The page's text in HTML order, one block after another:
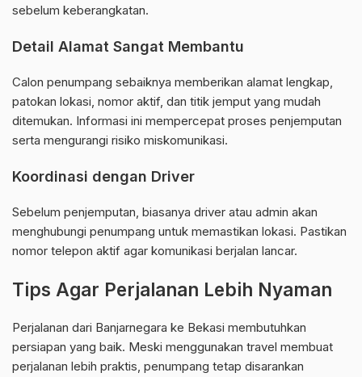
sebelum keberangkatan.
Detail Alamat Sangat Membantu
Calon penumpang sebaiknya memberikan alamat lengkap,
patokan lokasi, nomor aktif, dan titik jemput yang mudah
ditemukan. Informasi ini mempercepat proses penjemputan
serta mengurangi risiko miskomunikasi.
Koordinasi dengan Driver
Sebelum penjemputan, biasanya driver atau admin akan
menghubungi penumpang untuk memastikan lokasi. Pastikan
nomor telepon aktif agar komunikasi berjalan lancar.
Tips Agar Perjalanan Lebih Nyaman
Perjalanan dari Banjarnegara ke Bekasi membutuhkan
persiapan yang baik. Meski menggunakan travel membuat
perjalanan lebih praktis, penumpang tetap disarankan